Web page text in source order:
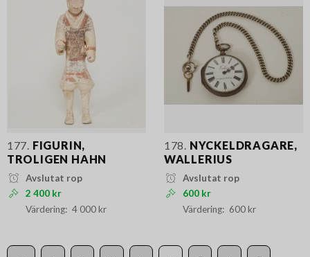
177. FIGURIN,
TROLIGEN HAHN
Avslutat rop
2 400 kr
4 000 kr
178. NYCKELDRAGARE,
WALLERIUS
Avslutat rop
600 kr
600 kr